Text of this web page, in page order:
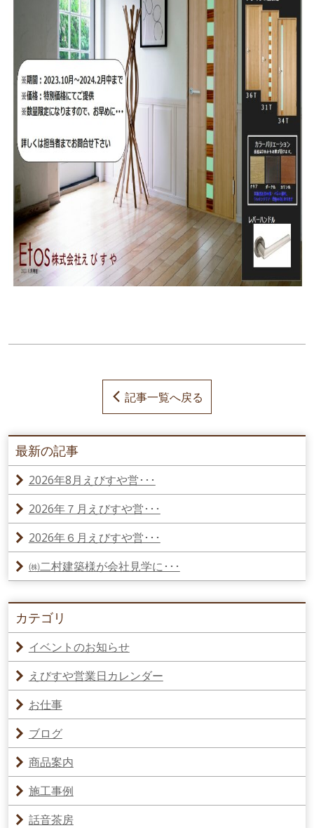
記事一覧へ戻る
最新の記事
2026年8月えびすや営･･･
2026年７月えびすや営･･･
2026年６月えびすや営･･･
㈱二村建築様が会社見学に･･･
カテゴリ
イベントのお知らせ
えびすや営業日カレンダー
お仕事
ブログ
商品案内
施工事例
話音茶房